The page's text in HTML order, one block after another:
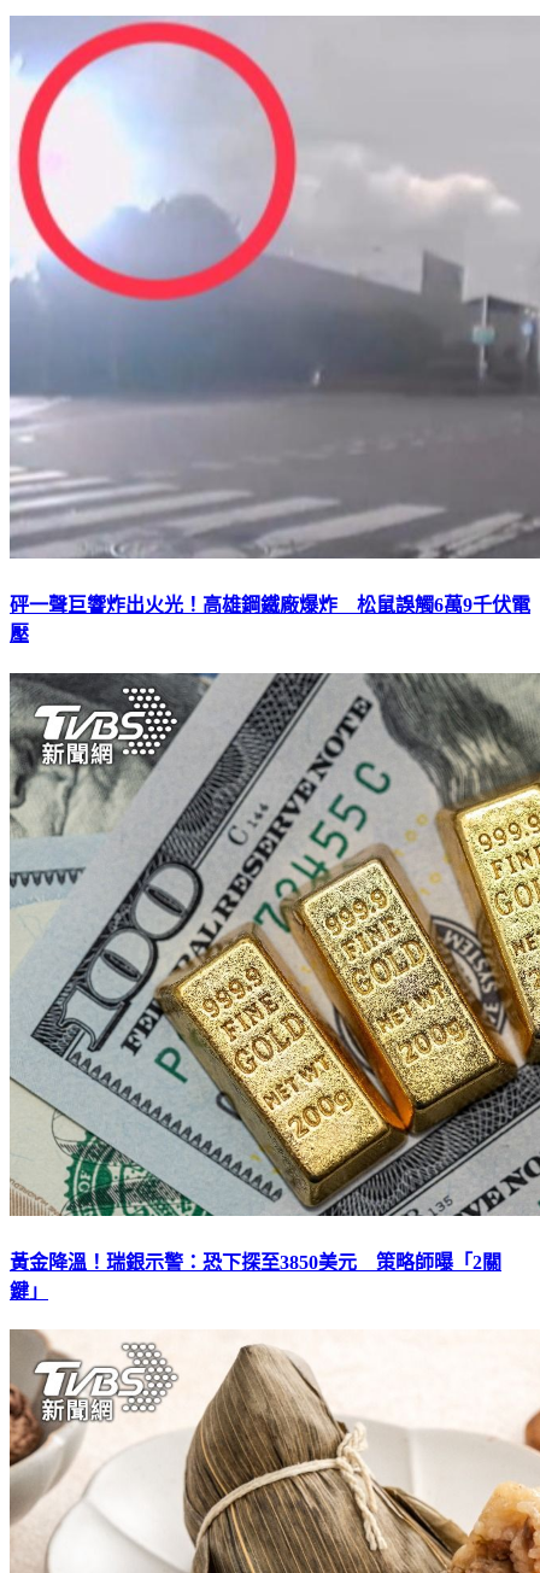
砰一聲巨響炸出火光！高雄鋼鐵廠爆炸 松鼠誤觸6萬9千伏電
壓
黃金降溫！瑞銀示警：恐下探至3850美元 策略師曝「2關
鍵」